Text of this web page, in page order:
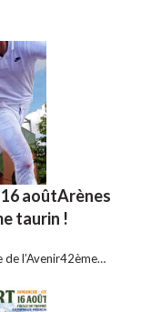
aoûtArènes
taurin !
l’Avenir42ème…